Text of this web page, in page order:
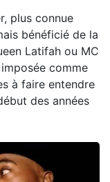
plus connue
bénéficié de la
Latifah ou MC
comme
à faire entendre
des années